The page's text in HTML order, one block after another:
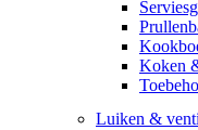
Koken
Luiken &